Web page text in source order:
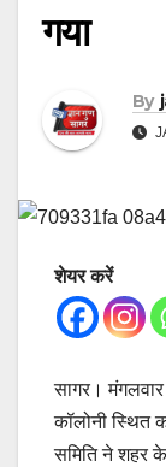
गया
By
शेयर करें
सागर।
कॉलोनी स्थित
समिति ने शहर